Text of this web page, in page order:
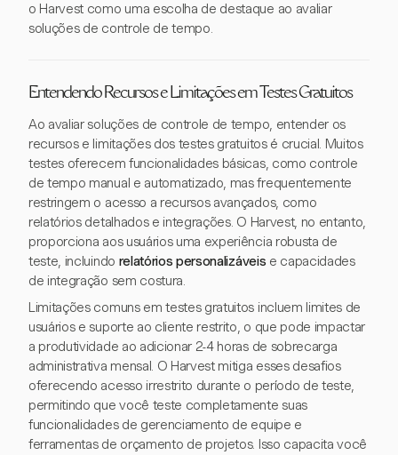
o Harvest como uma escolha de destaque ao avaliar
soluções de controle de tempo.
Entendendo Recursos e Limitações em Testes Gratuitos
Ao avaliar soluções de controle de tempo, entender os
recursos e limitações dos testes gratuitos é crucial. Muitos
testes oferecem funcionalidades básicas, como controle
de tempo manual e automatizado, mas frequentemente
restringem o acesso a recursos avançados, como
relatórios detalhados e integrações. O Harvest, no entanto,
proporciona aos usuários uma experiência robusta de
teste, incluindo relatórios personalizáveis e capacidades
de integração sem costura.
Limitações comuns em testes gratuitos incluem limites de
usuários e suporte ao cliente restrito, o que pode impactar
a produtividade ao adicionar 2-4 horas de sobrecarga
administrativa mensal. O Harvest mitiga esses desafios
oferecendo acesso irrestrito durante o período de teste,
permitindo que você teste completamente suas
funcionalidades de gerenciamento de equipe e
ferramentas de orçamento de projetos. Isso capacita você